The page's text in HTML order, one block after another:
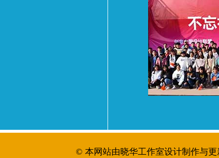
© 本网站由晓华工作室设计制作与更